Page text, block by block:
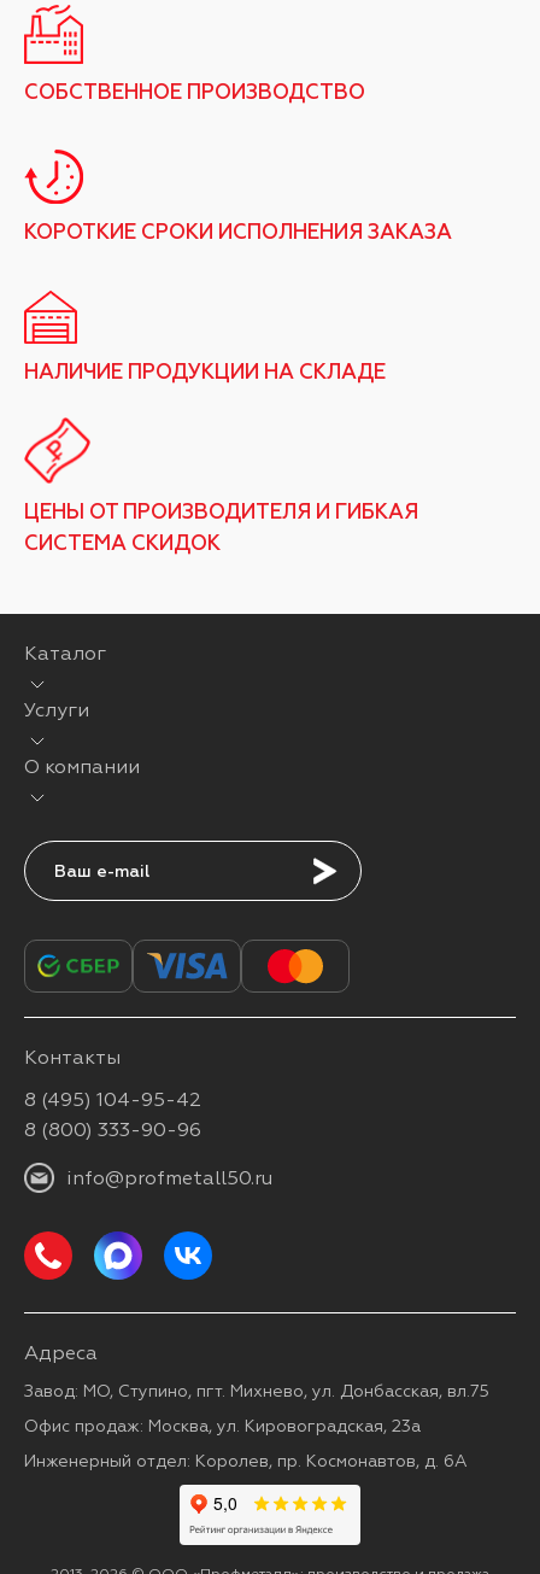
СОБСТВЕННОЕ ПРОИЗВОДСТВО
КОРОТКИЕ СРОКИ ИСПОЛНЕНИЯ ЗАКАЗА
НАЛИЧИЕ ПРОДУКЦИИ НА СКЛАДЕ
ЦЕНЫ ОТ ПРОИЗВОДИТЕЛЯ И ГИБКАЯ
СИСТЕМА СКИДОК
Каталог
Услуги
О компании
Подписаться
Контакты
8 (495) 104-95-42
8 (800) 333-90-96
info@profmetall50.ru
Адреса
Завод: МО, Ступино, пгт. Михнево, ул. Донбасская, вл.75
Офис продаж: Москва, ул. Кировоградская, 23а
Инженерный отдел: Королев, пр. Космонавтов, д. 6А